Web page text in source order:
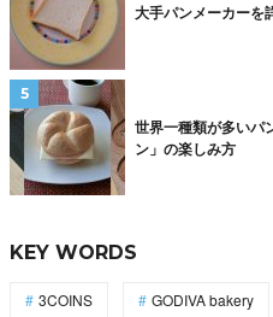
大手パンメーカーを
世界一種類が多いパ
ン」の楽しみ方
KEY WORDS
3COINS GODIVA bakery